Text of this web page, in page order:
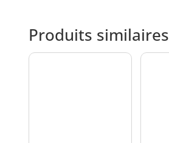
Produits similaires